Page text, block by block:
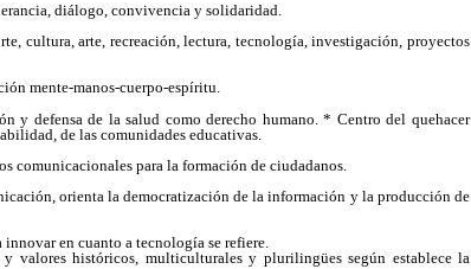
diálogo, convivencia y solidaridad.
cultura, arte, recreación, lectura, tecnología, investigación, proyectos
mente-manos-cuerpo-espíritu.
y defensa de la salud como derecho humano. * Centro del quehacer
de las comunidades educativas.
comunicacionales para la formación de ciudadanos.
orienta la democratización de la información y la producción de
en cuanto a tecnología se refiere.
valores históricos, multiculturales y plurilingües según establece la